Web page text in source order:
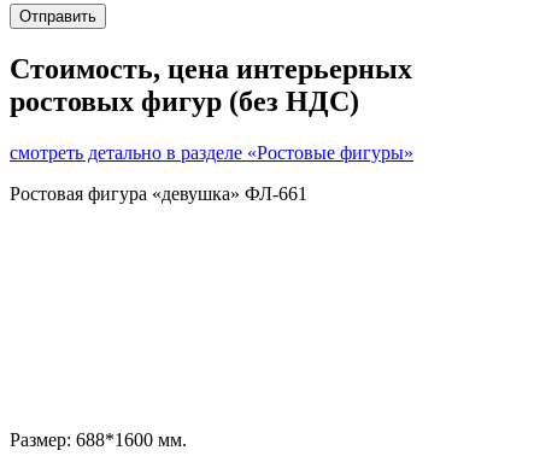
Стоимость, цена интерьерных
ростовых фигур (без НДС)
смотреть детально в разделе «Ростовые фигуры»
Ростовая фигура «девушка» ФЛ-661
Размер: 688*1600 мм.